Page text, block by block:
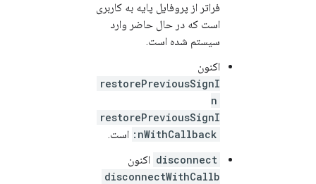
فراتر از پروفایل پایه به کاربری
است که در حال حاضر وارد
سیستم شده است.
اکنون
restorePreviousSignI
n
restorePreviousSignI
nWithCallback:
است.
disconnect اکنون
disconnectWithCallb